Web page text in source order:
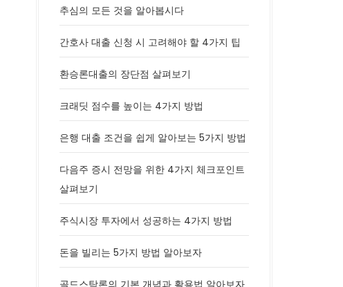
추심의 모든 것을 알아봅시다
간호사 대출 신청 시 고려해야 할 4가지 팁
환승론대출의 장단점 살펴보기
크래딧 점수를 높이는 4가지 방법
은행 대출 조건을 쉽게 알아보는 5가지 방법
다음주 증시 전망을 위한 4가지 체크포인트
살펴보기
주식시장 투자에서 성공하는 4가지 방법
돈을 빌리는 5가지 방법 알아보자
골드스탁론의 기본 개념과 활용법 알아보자